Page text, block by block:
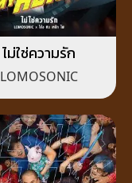
ไม่ใช่ความรัก
LOMOSONIC